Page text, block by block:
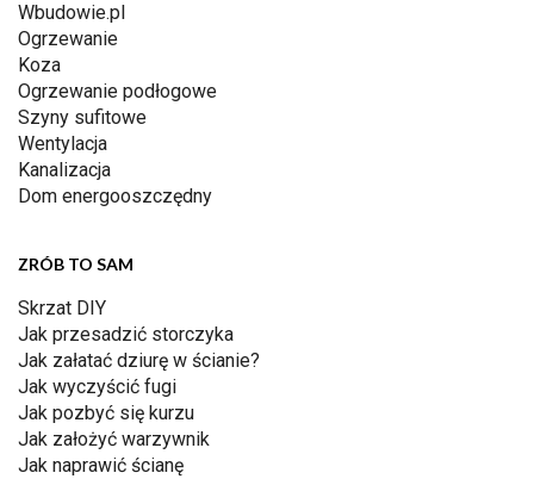
Wbudowie.pl
Ogrzewanie
Koza
Ogrzewanie podłogowe
Szyny sufitowe
Wentylacja
Kanalizacja
Dom energooszczędny
ZRÓB TO SAM
Skrzat DIY
Jak przesadzić storczyka
Jak załatać dziurę w ścianie?
Jak wyczyścić fugi
Jak pozbyć się kurzu
Jak założyć warzywnik
Jak naprawić ścianę